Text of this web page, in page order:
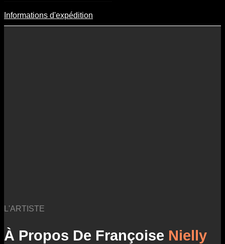
Informations D'expédition
Informations d'expédition
L'ARTISTE
À Propos De Françoise Nielly